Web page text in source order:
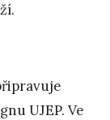
UJEP. Ve